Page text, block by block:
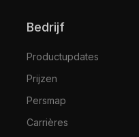
Bedrijf
Productupdates
Prijzen
Persmap
Carrières